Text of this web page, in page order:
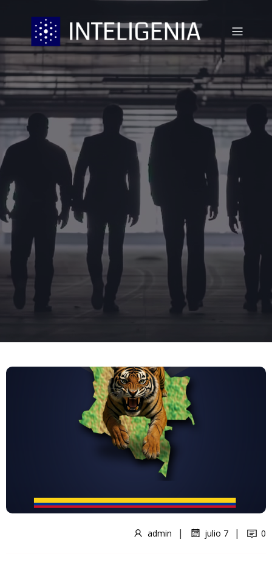
admin | julio 7 | 0